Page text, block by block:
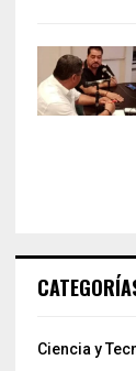
Ciencia y